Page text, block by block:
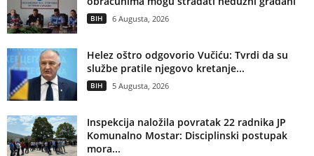
BIH 6 Augusta, 2026
Helez oštro odgovorio Vučiću: Tvrdi da su
službe pratile njegovo kretanje...
BIH 5 Augusta, 2026
Inspekcija naložila povratak 22 radnika JP
Komunalno Mostar: Disciplinski postupak
mora...